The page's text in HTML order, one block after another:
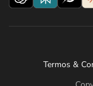
Termos &